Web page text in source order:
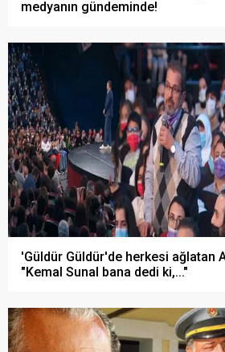
medyanın gündeminde!
'Güldür Güldür'de herkesi ağlatan
"Kemal Sunal bana dedi ki,..."